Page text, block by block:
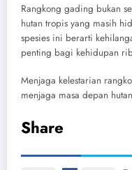
Rangkong gading bukan
hutan tropis yang masih
spesies ini berarti
penting bagi kehidupan
Menjaga kelestarian
menjaga masa depan
Share